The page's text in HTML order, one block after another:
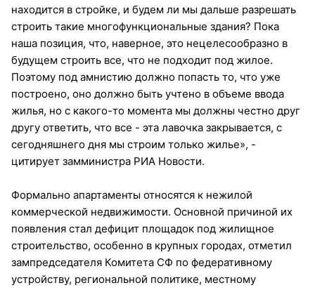
находится в стройке, и будем ли мы дальше разрешать
строить такие многофункциональные здания? Пока
наша позиция, что, наверное, это нецелесообразно в
будущем строить все, что не подходит под жилое.
Поэтому под амнистию должно попасть то, что уже
построено, оно должно быть учтено в объеме ввода
жилья, но с какого-то момента мы должны честно друг
другу ответить, что все - эта лавочка закрывается, с
сегодняшнего дня мы строим только жилье», -
цитирует замминистра РИА Новости.
Формально апартаменты относятся к нежилой
коммерческой недвижимости. Основной причиной их
появления стал дефицит площадок под жилищное
строительство, особенно в крупных городах, отметил
зампредседателя Комитета СФ по федеративному
устройству, региональной политике, местному